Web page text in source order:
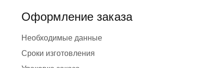
Оформление заказа
Необходимые данные
Сроки изготовления